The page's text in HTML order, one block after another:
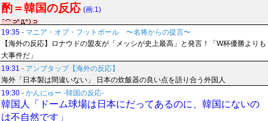
酌＝韓国の反応 (画:1)
19:35 - マニア・オブ・フットボール 〜名将からの提言〜
【海外の反応】ロナウドの盟友が「メッシが史上最高」と発言！「W杯優勝よりも
大事件だ」
19:31 - アンプタップ【海外の反応】
海外「日本製は間違いない」 日本の炊飯器の良い点を語り合う外国人
19:30 - かんにゅー -韓国の反応-
韓国人「ドーム球場は日本にだってあるのに、韓国にないの
は不自然です」